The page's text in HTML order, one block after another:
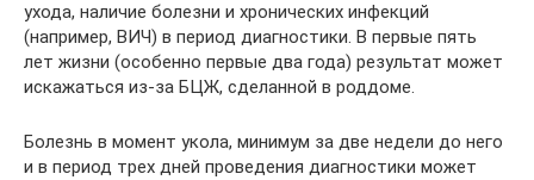
ухода, наличие болезни и хронических инфекций
(например, ВИЧ) в период диагностики. В первые пять
лет жизни (особенно первые два года) результат может
искажаться из-за БЦЖ, сделанной в роддоме.
Болезнь в момент укола, минимум за две недели до него
и в период трех дней проведения диагностики может